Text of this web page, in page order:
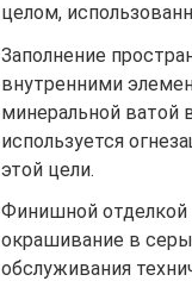
целом,
Заполнение
внутренними
минеральной ватой
используется
этой цели.
Финишной отделкой
окрашивание в
обслуживания